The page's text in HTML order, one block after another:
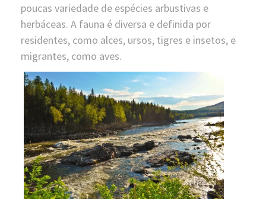
poucas variedade de espécies arbustivas e
herbáceas. A fauna é diversa e definida por
residentes, como alces, ursos, tigres e insetos, e
migrantes, como aves.